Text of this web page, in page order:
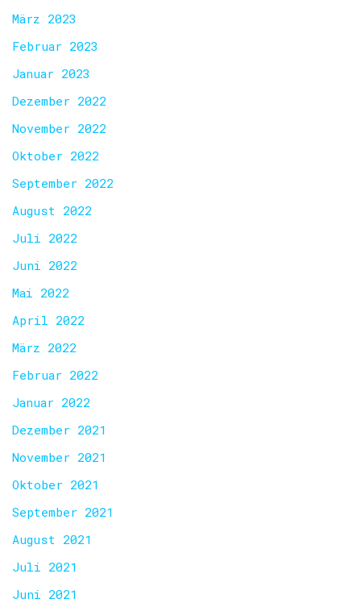
März 2023
Februar 2023
Januar 2023
Dezember 2022
November 2022
Oktober 2022
September 2022
August 2022
Juli 2022
Juni 2022
Mai 2022
April 2022
März 2022
Februar 2022
Januar 2022
Dezember 2021
November 2021
Oktober 2021
September 2021
August 2021
Juli 2021
Juni 2021